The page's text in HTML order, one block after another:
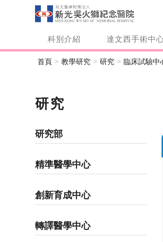
科別介紹 達文西手術中
首頁 教學研究 研究 臨床試驗中
研究
研究部
精準醫學中心
創新育成中心
轉譯醫學中心